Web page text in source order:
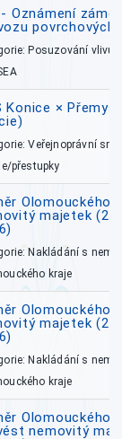
- Oznámení
povrchových
Posuzování vlivů
Konice ×
Veřejnoprávní
přestupky
Olomouckého
majetek
Nakládání s
kraje
Olomouckého
majetek
Nakládání s
kraje
Olomouckého
nemovitý